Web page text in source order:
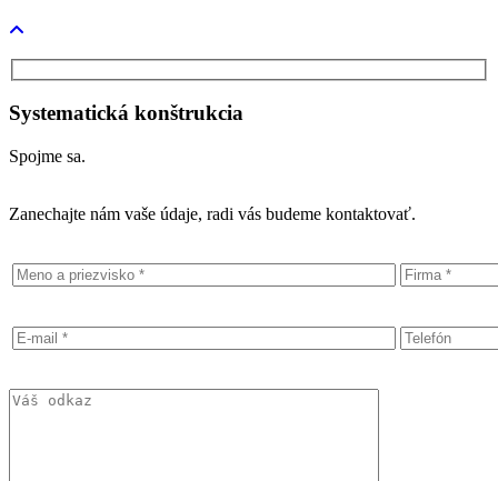
Systematická konštrukcia
Spojme sa.
Zanechajte nám vaše údaje, radi vás budeme kontaktovať.